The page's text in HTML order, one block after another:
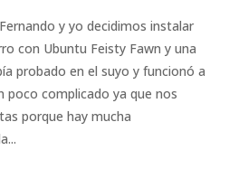
y yo decidimos instalar
con Ubuntu Feisty Fawn y una
probado en el suyo y funcionó a
poco complicado ya que nos
porque hay mucha